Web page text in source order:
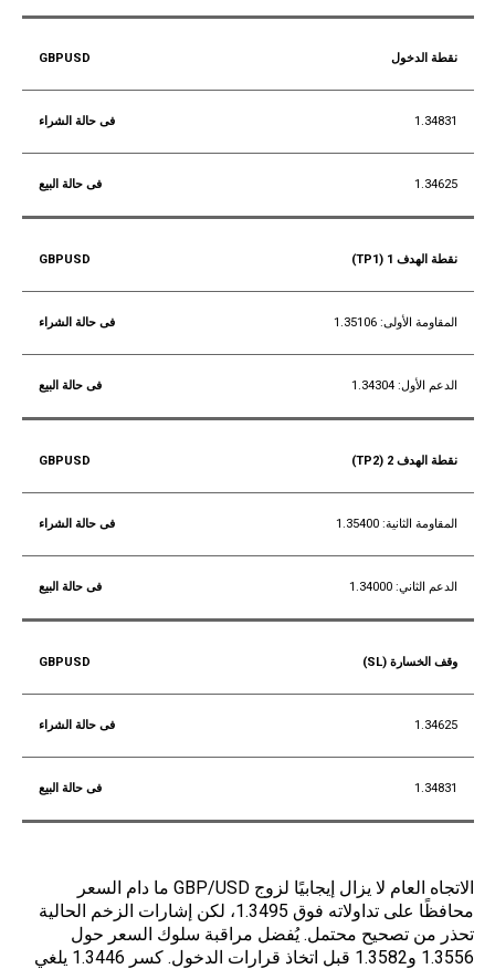
نقطة الدخول
1.34831
1.34625
نقطة الهدف 1 (TP1)
المقاومة الأولى: 1.35106
الدعم الأول: 1.34304
نقطة الهدف 2 (TP2)
المقاومة الثانية: 1.35400
الدعم الثاني: 1.34000
وقف الخسارة (SL)
1.34625
1.34831
الاتجاه العام لا يزال إيجابيًا لزوج GBP/USD ما دام السعر
محافظًا على تداولاته فوق 1.3495، لكن إشارات الزخم الحالية
تحذر من تصحيح محتمل. يُفضل مراقبة سلوك السعر حول
1.3556 و1.3582 قبل اتخاذ قرارات الدخول. كسر 1.3446 يلغي